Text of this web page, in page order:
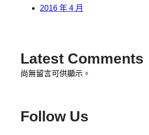
2016 年 4 月
Latest Comments
尚無留言可供顯示。
Follow Us